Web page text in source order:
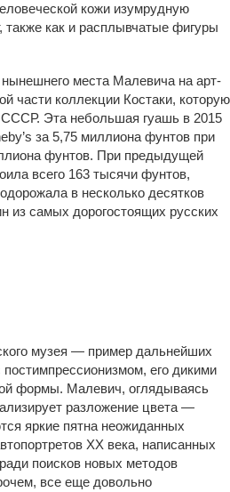
кожи изумрудную
также как и расплывчатые фигуры
места Малевича на арт-
части коллекции Костаки, которую
Эта небольшая гуашь в 2015
за 5,75 миллиона фунтов при
фунтов. При предыдущей
всего 163 тысячи фунтов,
в несколько десятков
из самых дорогостоящих русских
музея — пример дальнейших
его дикими
формы. Малевич, оглядываясь
разложение цвета —
яркие пятна неожиданных
ХХ века, написанных
поисков новых методов
все еще довольно